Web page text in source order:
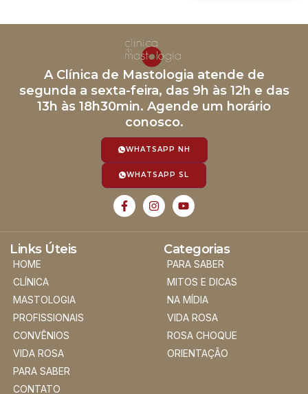
A Clínica de Mastologia atende de
segunda a sexta-feira, das 9h às 12h e das
13h às 18h30min. Agende um horário
conosco.
WHATSAPP NH
WHATSAPP SL
Links Úteis
HOME
CLÍNICA
MASTOLOGIA
PROFISSIONAIS
CONVÊNIOS
VIDA ROSA
PARA SABER
CONTATO
Categorias
PARA SABER
MITOS E DICAS
NA MÍDIA
VIDA ROSA
ROSA CHOQUE
ORIENTAÇÃO